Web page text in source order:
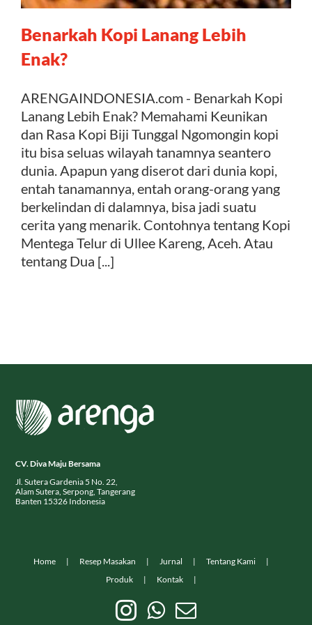
Kontak
Benarkah Kopi Lanang Lebih
Enak?
ARENGAINDONESIA.com - Benarkah Kopi
Lanang Lebih Enak? Memahami Keunikan
dan Rasa Kopi Biji Tunggal Ngomongin kopi
itu bisa seluas wilayah tanamnya seantero
dunia. Apapun yang diserot dari dunia kopi,
entah tanamannya, entah orang-orang yang
berkelindan di dalamnya, bisa jadi suatu
cerita yang menarik. Contohnya tentang Kopi
Mentega Telur di Ullee Kareng, Aceh. Atau
tentang Dua [...]
CV. Diva Maju Bersama
Jl. Sutera Gardenia 5 No. 22,
Alam Sutera, Serpong, Tangerang
Banten 15326 Indonesia
Home Resep Masakan Jurnal
Tentang Kami
Produk
Kontak